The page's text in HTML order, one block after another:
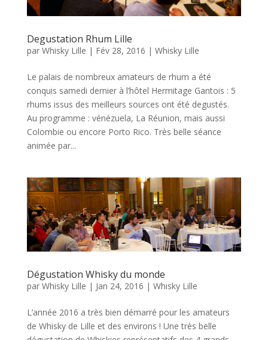
Degustation Rhum Lille
par Whisky Lille | Fév 28, 2016 | Whisky Lille
Le palais de nombreux amateurs de rhum a été
conquis samedi dernier à l’hôtel Hermitage Gantois : 5
rhums issus des meilleurs sources ont été degustés.
Au programme : vénézuela, La Réunion, mais aussi
Colombie ou encore Porto Rico. Très belle séance
animée par...
Dégustation Whisky du monde
par Whisky Lille | Jan 24, 2016 | Whisky Lille
L’année 2016 a très bien démarré pour les amateurs
de Whisky de Lille et des environs ! Une très belle